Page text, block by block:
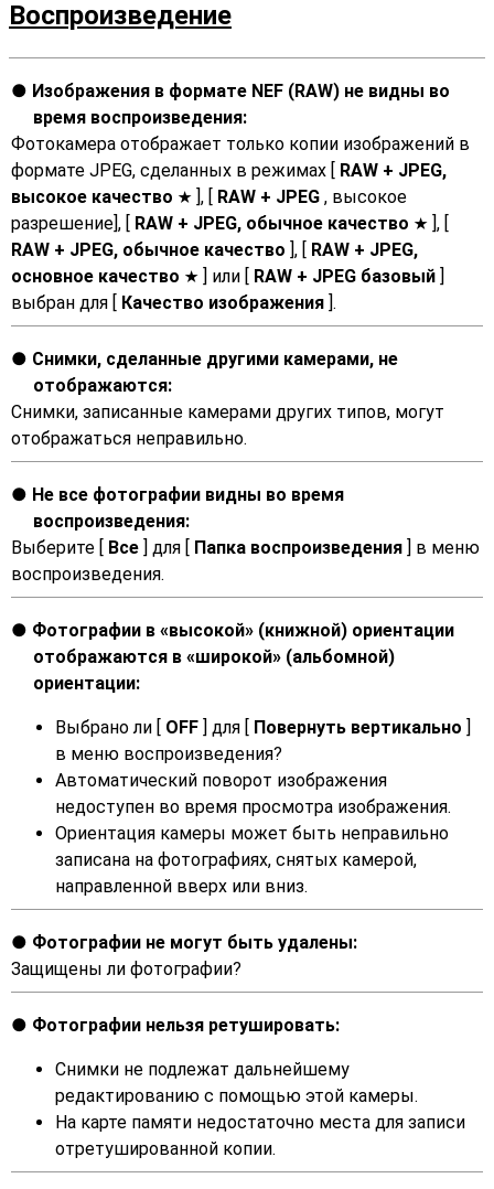
Воспроизведение
Изображения в формате NEF (RAW) не видны во
время воспроизведения:
Фотокамера отображает только копии изображений в
формате JPEG, сделанных в режимах [ RAW + JPEG,
высокое качество m ], [ RAW + JPEG , высокое
разрешение], [ RAW + JPEG, обычное качество m ], [
RAW + JPEG, обычное качество ], [ RAW + JPEG,
основное качество m ] или [ RAW + JPEG базовый ]
выбран для [ Качество изображения ].
Снимки, сделанные другими камерами, не
отображаются:
Снимки, записанные камерами других типов, могут
отображаться неправильно.
Не все фотографии видны во время
воспроизведения:
Выберите [ Все ] для [ Папка воспроизведения ] в меню
воспроизведения.
Фотографии в «высокой» (книжной) ориентации
отображаются в «широкой» (альбомной)
ориентации:
Выбрано ли [ OFF ] для [ Повернуть вертикально ]
в меню воспроизведения?
Автоматический поворот изображения
недоступен во время просмотра изображения.
Ориентация камеры может быть неправильно
записана на фотографиях, снятых камерой,
направленной вверх или вниз.
Фотографии не могут быть удалены:
Защищены ли фотографии?
Фотографии нельзя ретушировать:
Снимки не подлежат дальнейшему
редактированию с помощью этой камеры.
На карте памяти недостаточно места для записи
отретушированной копии.